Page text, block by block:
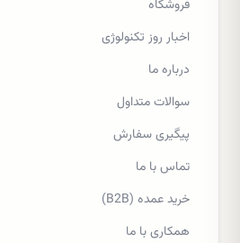
فروشگاه
اخبار روز تکنولوژی
درباره ما
سوالات متداول
پیگیری سفارش
تماس با ما
خرید عمده (B2B)
همکاری با ما